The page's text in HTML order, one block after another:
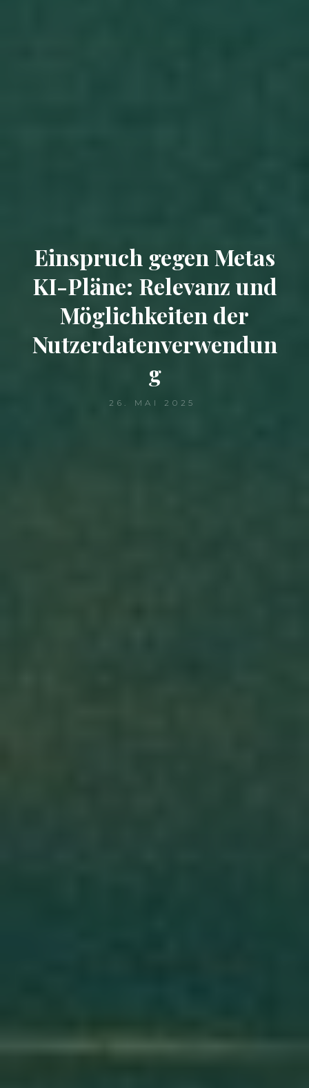
Einspruch gegen Metas
KI-Pläne: Relevanz und
Möglichkeiten der
Nutzerdatenverwendun
g
26. MAI 2025